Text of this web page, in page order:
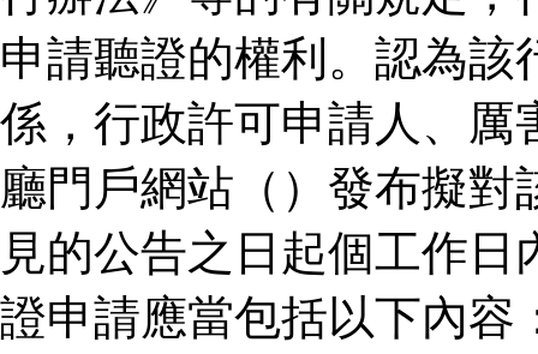
申請聽證的權利。認為
係，行政許可申請人、厲
廳門戶網站（）發布擬
見的公告之日起個工作
證申請應當包括以下內容